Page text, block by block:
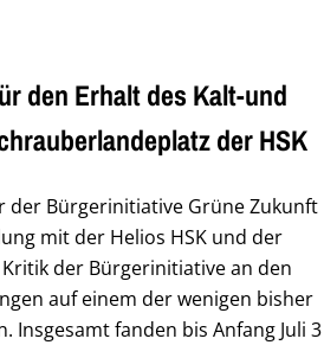
den Erhalt des Kalt-und
der HSK
der Bürgerinitiative Grüne Zukunft
mit der Helios HSK und der
der Bürgerinitiative an den
auf einem der wenigen bisher
Insgesamt fanden bis Anfang Juli 3